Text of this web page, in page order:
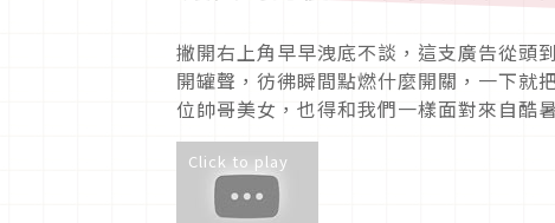
撇開右上角早早洩底不談，這支廣告從頭
開罐聲，彷彿瞬間點燃什麼開關，一下就
位帥哥美女，也得和我們一樣面對來自酷
Click to play